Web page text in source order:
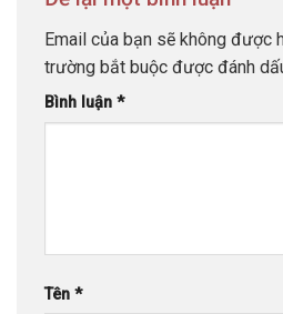
Email của bạn sẽ không được
trường bắt buộc được đánh
Bình luận *
Tên *